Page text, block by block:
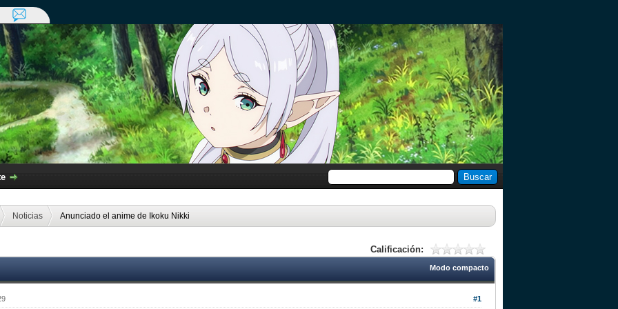
Noticias Anunciado el anime de Ikoku Nikki
Calificación:
Modo compacto
#1